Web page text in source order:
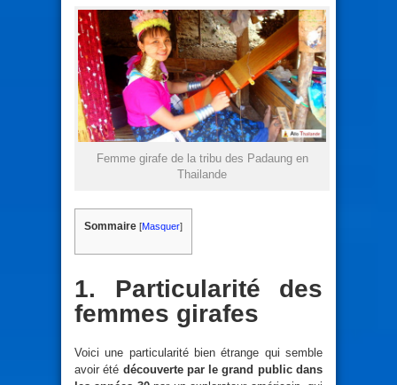
Femme girafe de la tribu des Padaung en
Thailande
Sommaire [Masquer]
1. Particularité des
femmes girafes
Voici une particularité bien étrange qui semble
avoir été découverte par le grand public dans